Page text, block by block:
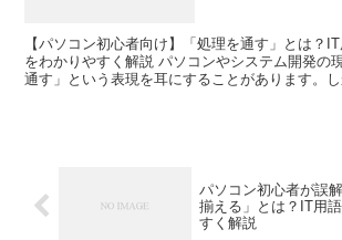
【パソコン初心者向け】「処理を通す」とは？
をわかりやすく解説 パソコンやシステム開発の
通す」という表現を耳にすることがあります。し
パソコン初心者が誤
揃える」とは？IT用
すく解説